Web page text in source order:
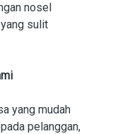
nosel
sulit
yang mudah
pelanggan,